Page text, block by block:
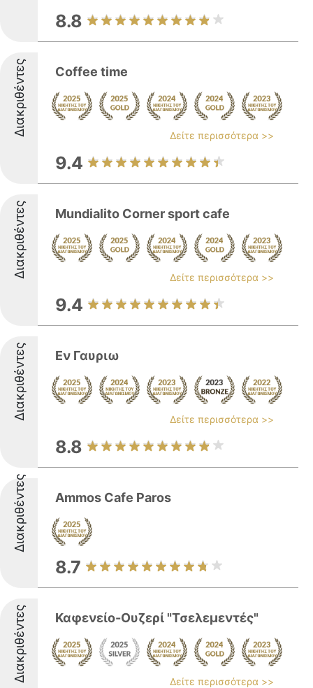
8.8
Διακριθέντες Coffee time
Δείτε περισσότερα >>
9.4
Διακριθέντες Mundialito Corner sport cafe
Δείτε περισσότερα >>
9.4
Διακριθέντες Εν Γαυριω
Δείτε περισσότερα >>
8.8
Διακριθέντες Ammos Cafe Paros
8.7
Διακριθέντες Καφενείο-Ουζερί "Τσελεμεντές"
Δείτε περισσότερα >>